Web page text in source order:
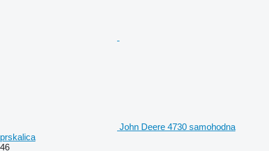
John Deere 4730 samohodna
prskalica
46